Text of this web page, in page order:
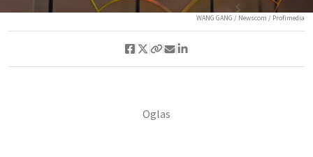
WANG GANG / Newscom / Profimedia